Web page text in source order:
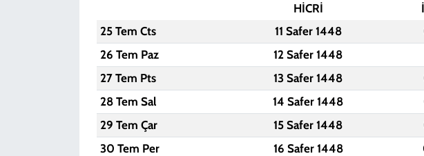
HİCRİ
25 Tem Cts
11 Safer 1448
26 Tem Paz
12 Safer 1448
27 Tem Pts
13 Safer 1448
28 Tem Sal
14 Safer 1448
29 Tem Çar
15 Safer 1448
30 Tem Per
16 Safer 1448